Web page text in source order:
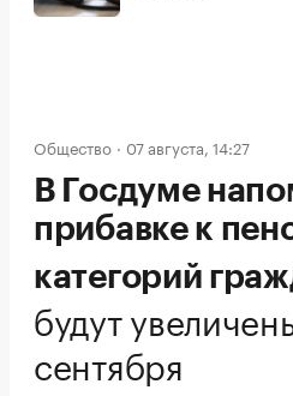
Общество 07 августа, 14:27
В Госдуме
прибавке к
категорий
будут
сентября